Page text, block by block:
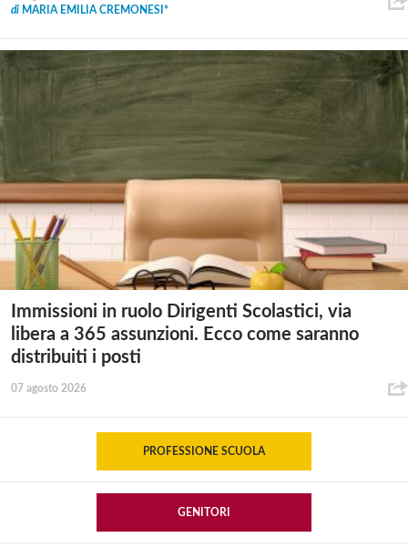
di MARIA EMILIA CREMONESI*
Immissioni in ruolo Dirigenti Scolastici, via
libera a 365 assunzioni. Ecco come saranno
distribuiti i posti
07 agosto 2026
PROFESSIONE SCUOLA
GENITORI